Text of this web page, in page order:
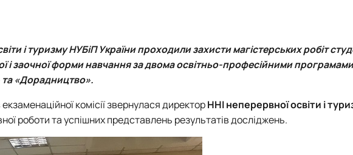
і туризму НУБіП України проходили захисти магістерських робіт
і заочної форми навчання за двома освітньо-професійними програмами
та «Дорадництво».
комісії звернулася директорННІ неперервної освіти і
роботи та успішних представлень результатів досліджень.